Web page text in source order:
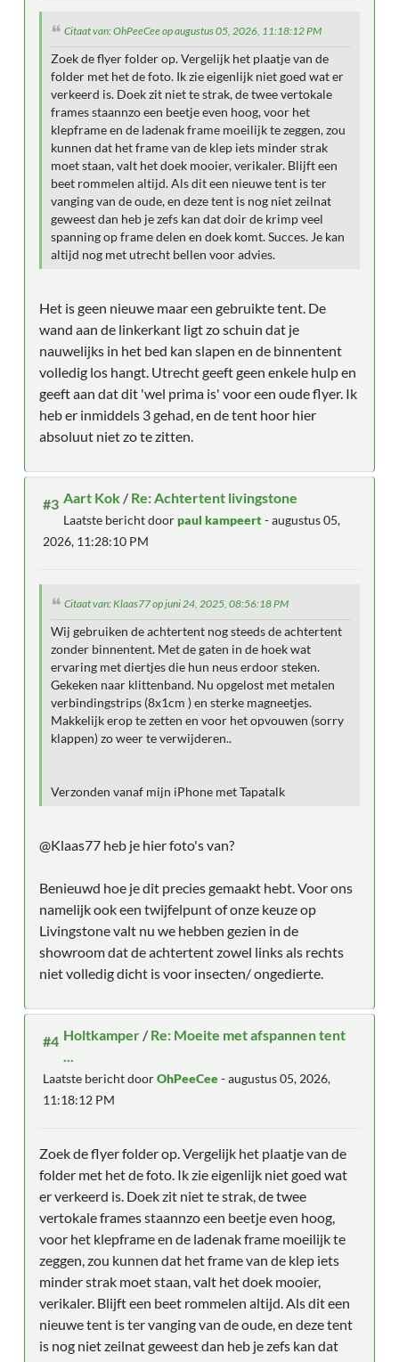
Citaat van: OhPeeCee op augustus 05, 2026, 11:18:12 PM
Zoek de flyer folder op. Vergelijk het plaatje van de
folder met het de foto. Ik zie eigenlijk niet goed wat er
verkeerd is. Doek zit niet te strak, de twee vertokale
frames staannzo een beetje even hoog, voor het
klepframe en de ladenak frame moeilijk te zeggen, zou
kunnen dat het frame van de klep iets minder strak
moet staan, valt het doek mooier, verikaler. Blijft een
beet rommelen altijd. Als dit een nieuwe tent is ter
vanging van de oude, en deze tent is nog niet zeilnat
geweest dan heb je zefs kan dat doir de krimp veel
spanning op frame delen en doek komt. Succes. Je kan
altijd nog met utrecht bellen voor advies.
Het is geen nieuwe maar een gebruikte tent. De
wand aan de linkerkant ligt zo schuin dat je
nauwelijks in het bed kan slapen en de binnentent
volledig los hangt. Utrecht geeft geen enkele hulp en
geeft aan dat dit 'wel prima is' voor een oude flyer. Ik
heb er inmiddels 3 gehad, en de tent hoor hier
absoluut niet zo te zitten.
#3 Aart Kok /Re: Achtertent livingstone
Laatste bericht doorpaul kampeert- augustus 05,
2026, 11:28:10 PM
Citaat van: Klaas77 op juni 24, 2025, 08:56:18 PM
Wij gebruiken de achtertent nog steeds de achtertent
zonder binnentent. Met de gaten in de hoek wat
ervaring met diertjes die hun neus erdoor steken.
Gekeken naar klittenband. Nu opgelost met metalen
verbindingstrips (8x1cm ) en sterke magneetjes.
Makkelijk erop te zetten en voor het opvouwen (sorry
klappen) zo weer te verwijderen..
Verzonden vanaf mijn iPhone met Tapatalk
@Klaas77 heb je hier foto's van?
Benieuwd hoe je dit precies gemaakt hebt. Voor ons
namelijk ook een twijfelpunt of onze keuze op
Livingstone valt nu we hebben gezien in de
showroom dat de achtertent zowel links als rechts
niet volledig dicht is voor insecten/ ongedierte.
#4 Holtkamper /Re: Moeite met afspannen tent
Laatste bericht doorOhPeeCee- augustus 05, 2026,
11:18:12 PM
Zoek de flyer folder op. Vergelijk het plaatje van de
folder met het de foto. Ik zie eigenlijk niet goed wat
er verkeerd is. Doek zit niet te strak, de twee
vertokale frames staannzo een beetje even hoog,
voor het klepframe en de ladenak frame moeilijk te
zeggen, zou kunnen dat het frame van de klep iets
minder strak moet staan, valt het doek mooier,
verikaler. Blijft een beet rommelen altijd. Als dit een
nieuwe tent is ter vanging van de oude, en deze tent
is nog niet zeilnat geweest dan heb je zefs kan dat